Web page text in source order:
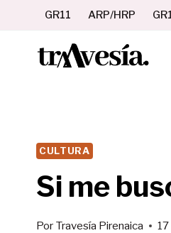
contenido
GR11 ARP/HRP
CULTURA
Si me
Por Travesía Pirenaica